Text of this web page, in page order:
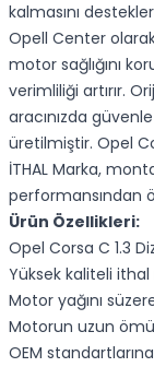
kalmasını
Opell Center
motor sağlığını
verimliliği artırır.
aracınızda
üretilmiştir. Opel
İTHAL Marka,
performansından
Ürün Özellikleri:
Opel Corsa C 1.3
Yüksek kaliteli
Motor yağını
Motorun uzun
OEM